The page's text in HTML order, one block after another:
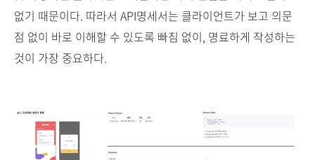
없기 때문이다. 따라서 API명세서는 클라이언트가 보고 의문
점 없이 바로 이해할 수 있도록 빠짐 없이, 명료하게 작성하는
것이 가장 중요하다.